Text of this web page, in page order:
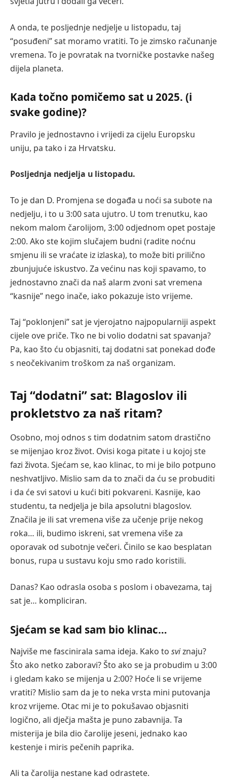
A onda, te posljednje nedjelje u listopadu, taj
“posuđeni” sat moramo vratiti. To je zimsko računanje
vremena. To je povratak na tvorničke postavke našeg
dijela planeta.
Kada točno pomičemo sat u 2025. (i
svake godine)?
Pravilo je jednostavno i vrijedi za cijelu Europsku
uniju, pa tako i za Hrvatsku.
Posljednja nedjelja u listopadu.
To je dan D. Promjena se događa u noći sa subote na
nedjelju, i to u 3:00 sata ujutro. U tom trenutku, kao
nekom malom čarolijom, 3:00 odjednom opet postaje
2:00. Ako ste kojim slučajem budni (radite noćnu
smjenu ili se vraćate iz izlaska), to može biti prilično
zbunjujuće iskustvo. Za većinu nas koji spavamo, to
jednostavno znači da naš alarm zvoni sat vremena
“kasnije” nego inače, iako pokazuje isto vrijeme.
Taj “poklonjeni” sat je vjerojatno najpopularniji aspekt
cijele ove priče. Tko ne bi volio dodatni sat spavanja?
Pa, kao što ću objasniti, taj dodatni sat ponekad dođe
s neočekivanim troškom za naš organizam.
Taj “dodatni” sat: Blagoslov ili
prokletstvo za naš ritam?
Osobno, moj odnos s tim dodatnim satom drastično
se mijenjao kroz život. Ovisi koga pitate i u kojoj ste
fazi života. Sjećam se, kao klinac, to mi je bilo potpuno
neshvatljivo. Mislio sam da to znači da ću se probuditi
i da će svi satovi u kući biti pokvareni. Kasnije, kao
studentu, ta nedjelja je bila apsolutni blagoslov.
Značila je ili sat vremena više za učenje prije nekog
roka… ili, budimo iskreni, sat vremena više za
oporavak od subotnje večeri. Činilo se kao besplatan
bonus, rupa u sustavu koju smo rado koristili.
Danas? Kao odrasla osoba s poslom i obavezama, taj
sat je… kompliciran.
Sjećam se kad sam bio klinac…
Najviše me fascinirala sama ideja. Kako to sviznaju?
Što ako netko zaboravi? Što ako se ja probudim u 3:00
i gledam kako se mijenja u 2:00? Hoće li se vrijeme
vratiti? Mislio sam da je to neka vrsta mini putovanja
kroz vrijeme. Otac mi je to pokušavao objasniti
logično, ali dječja mašta je puno zabavnija. Ta
misterija je bila dio čarolije jeseni, jednako kao
kestenje i miris pečenih paprika.
Ali ta čarolija nestane kad odrastete.